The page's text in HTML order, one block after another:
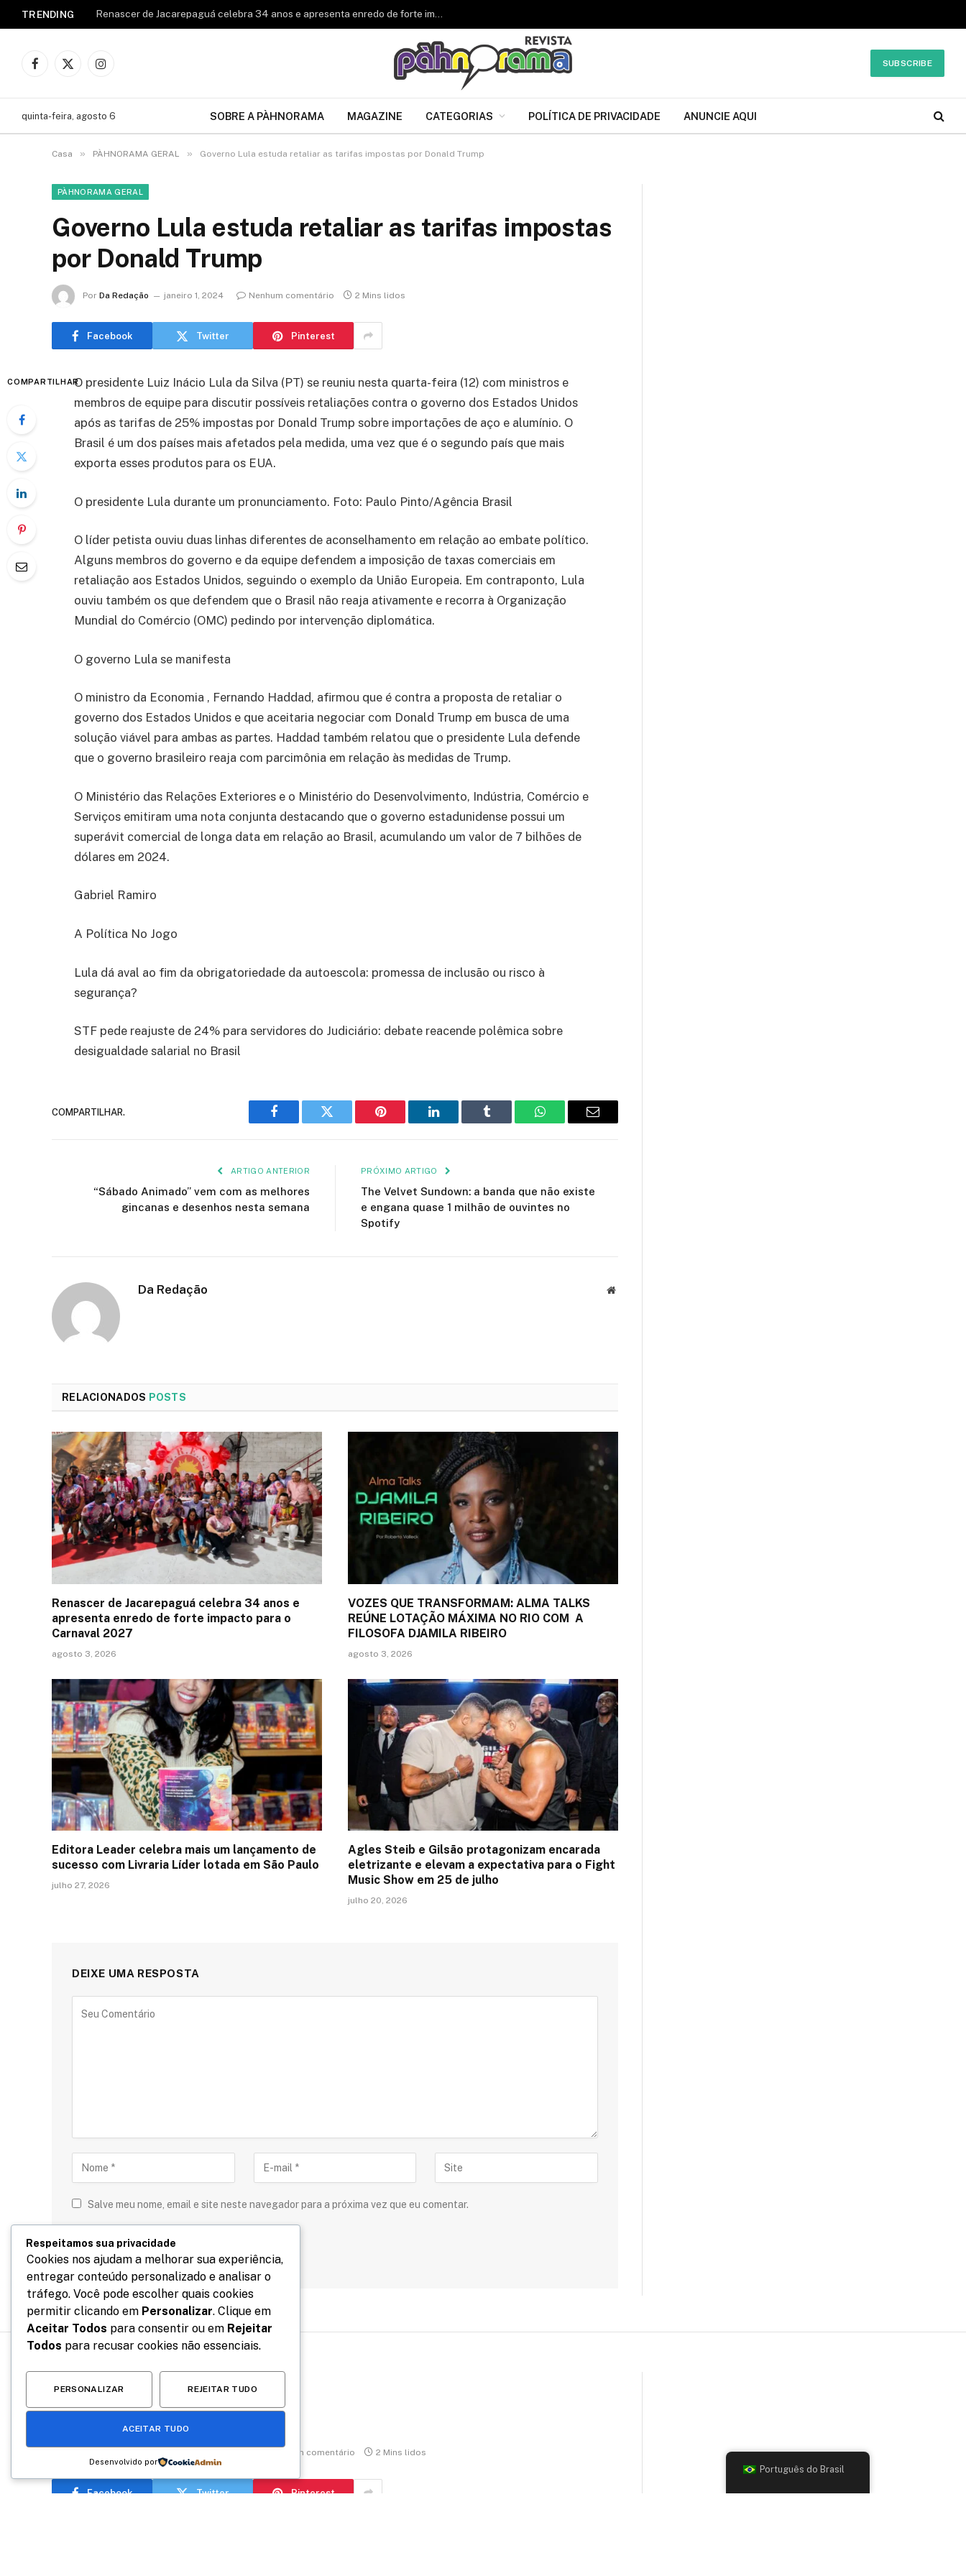
TRENDING Renascer de Jacarepaguá celebra 34 anos e apresenta enredo de forte impacto para o Carnaval 2027
Facebook
X
Instagram
SUBSCRIBE
quinta-feira, agosto 6 SOBRE A PÀHNORAMA MAGAZINE CATEGORIAS POLÍTICA DE PRIVACIDADE ANUNCIE AQUI
Casa » PÀHNORAMA GERAL » Governo Lula estuda retaliar as tarifas impostas por Donald Trump
PÀHNORAMA GERAL
Governo Lula estuda retaliar as tarifas impostas
por Donald Trump
Por Da Redação janeiro 1, 2024 Nenhum comentário 2 Mins lidos
Facebook Twitter Pinterest
COMPARTILHARO presidente Luiz Inácio Lula da Silva (PT) se reuniu nesta quarta-feira (12) com ministros e
membros de equipe para discutir possíveis retaliações contra o governo dos Estados Unidos
após as tarifas de 25% impostas por Donald Trump sobre importações de aço e alumínio. O
Brasil é um dos países mais afetados pela medida, uma vez que é o segundo país que mais
exporta esses produtos para os EUA.
O presidente Lula durante um pronunciamento. Foto: Paulo Pinto/Agência Brasil
O líder petista ouviu duas linhas diferentes de aconselhamento em relação ao embate político.
Alguns membros do governo e da equipe defendem a imposição de taxas comerciais em
retaliação aos Estados Unidos, seguindo o exemplo da União Europeia. Em contraponto, Lula
ouviu também os que defendem que o Brasil não reaja ativamente e recorra à Organização
Mundial do Comércio (OMC) pedindo por intervenção diplomática.
O governo Lula se manifesta
O ministro da Economia , Fernando Haddad, afirmou que é contra a proposta de retaliar o
governo dos Estados Unidos e que aceitaria negociar com Donald Trump em busca de uma
solução viável para ambas as partes. Haddad também relatou que o presidente Lula defende
que o governo brasileiro reaja com parcimônia em relação às medidas de Trump.
O Ministério das Relações Exteriores e o Ministério do Desenvolvimento, Indústria, Comércio e
Serviços emitiram uma nota conjunta destacando que o governo estadunidense possui um
superávit comercial de longa data em relação ao Brasil, acumulando um valor de 7 bilhões de
dólares em 2024.
Gabriel Ramiro
A Política No Jogo
Lula dá aval ao fim da obrigatoriedade da autoescola: promessa de inclusão ou risco à
segurança?
STF pede reajuste de 24% para servidores do Judiciário: debate reacende polêmica sobre
desigualdade salarial no Brasil
COMPARTILHAR.
Facebook Twitter Pinterest LinkedIn Tumblr WhatsAppE-
ARTIGO ANTERIOR
“Sábado Animado” vem com as melhores
gincanas e desenhos nesta semana
PRÓXIMO ARTIGO
The Velvet Sundown: a banda que não existe
e engana quase 1 milhão de ouvintes no
Spotify
Da Redação Site
RELACIONADOS POSTS
Renascer de Jacarepaguá celebra 34 anos e
apresenta enredo de forte impacto para o
Carnaval 2027
agosto 3, 2026
VOZES QUE TRANSFORMAM: ALMA TALKS
REÚNE LOTAÇÃO MÁXIMA NO RIO COM A
FILOSOFA DJAMILA RIBEIRO
agosto 3, 2026
Editora Leader celebra mais um lançamento de
sucesso com Livraria Líder lotada em São Paulo
julho 27, 2026
Agles Steib e Gilsão protagonizam encarada
eletrizante e elevam a expectativa para o Fight
Music Show em 25 de julho
julho 20, 2026
DEIXE UMA RESPOSTA
Salve meu nome, email e site neste navegador para a próxima vez que eu comentar.
Nascidos no dia 3
Nenhum comentário 2 Mins lidos
Facebook Twitter Pinterest
Português do Brasil
Respeitamos sua privacidade
Cookies nos ajudam a melhorar sua experiência,
entregar conteúdo personalizado e analisar o
tráfego. Você pode escolher quais cookies
permitir clicando em Personalizar. Clique em
Aceitar Todos para consentir ou em Rejeitar
Todos para recusar cookies não essenciais.
PERSONALIZAR REJEITAR TUDO
ACEITAR TUDO
Desenvolvido por